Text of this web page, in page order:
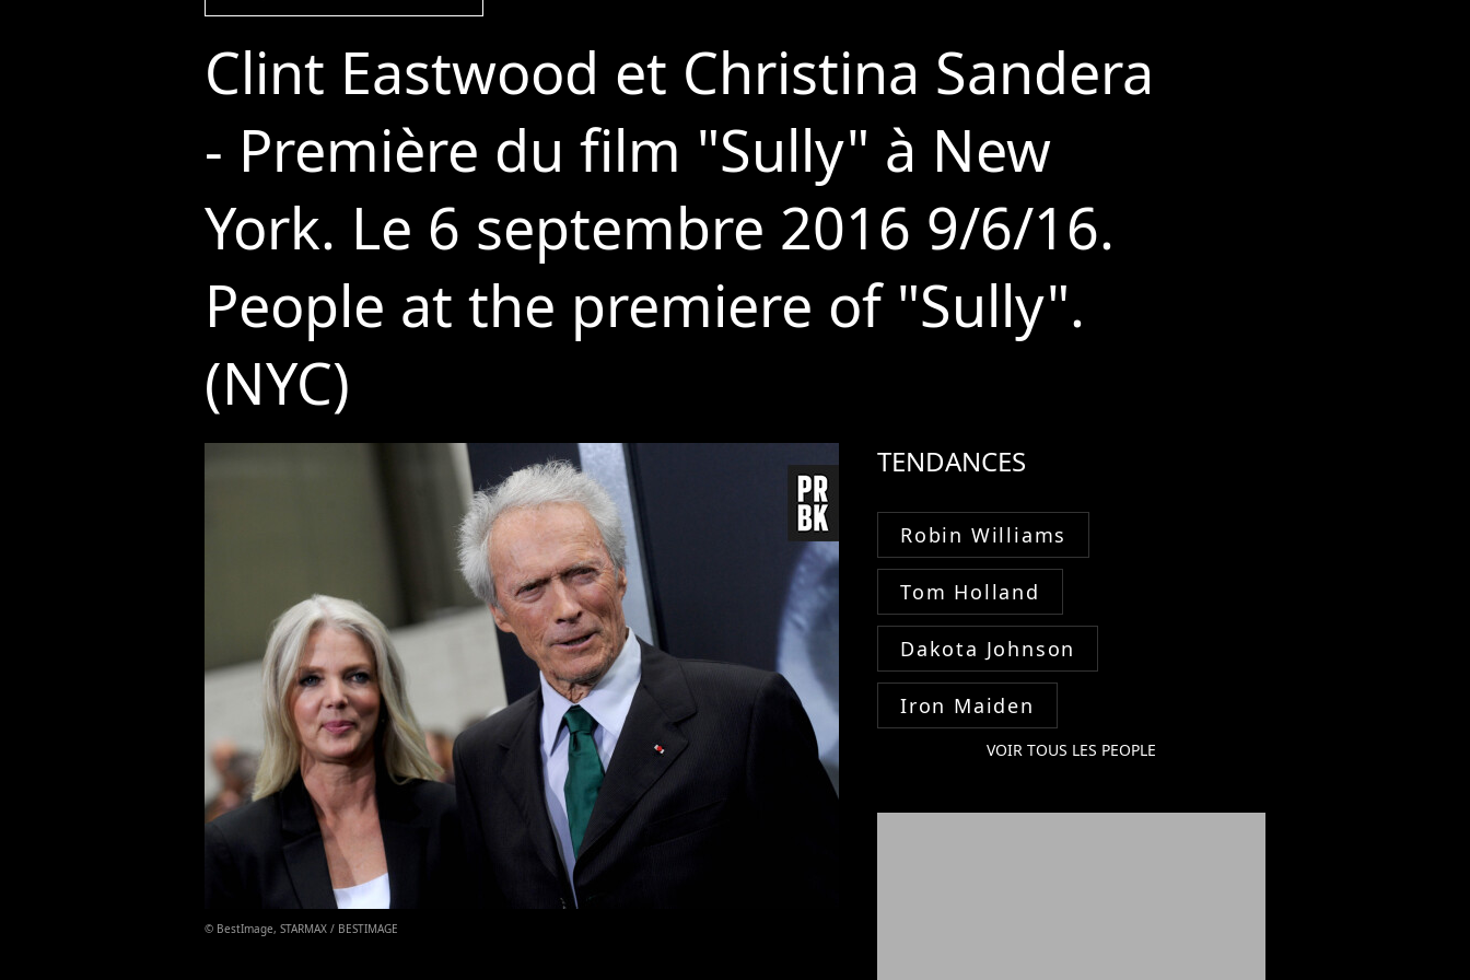
Clint Eastwood et Christina Sandera
- Première du film "Sully" à New
York. Le 6 septembre 2016 9/6/16.
People at the premiere of "Sully".
(NYC)
© BestImage, STARMAX / BESTIMAGE
TENDANCES
Robin Williams
Tom Holland
Dakota Johnson
Iron Maiden
VOIR TOUS LES PEOPLE